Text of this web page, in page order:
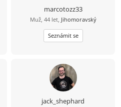
marcotozz33
Muž, 44 let, Jihomoravský
Seznámit se
jack_shephard